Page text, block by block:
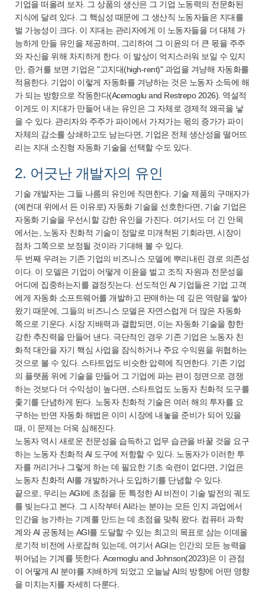
기업을 떠올려 보자. 그 상품의 생산은 그 기업 노동력의 전문화된
지식에 달려 있다. 그 핵심성 때문에 그 생산직 노동자들은 지대를
벌 가능성이 크다. 이 지대는 관리자에게 이 노동자들을 더 대체 가
능하게 만들 유인을 제공하며, 그리하여 그 이윤의 더 큰 몫을 주주
와 자신을 위해 차지하게 한다. 이 발상이 억지스러워 보일 수 있지
만, 증거를 보면 기업은 "고지대(high-rent)" 과업을 겨냥해 자동화를
적용한다. 기업이 이렇게 자동화를 겨냥하는 것은 노동자 소득에 해
가 되는 방향으로 작동한다(Acemoglu and Restrepo 2026). 역설적
이게도 이 지대가 만들어 내는 유인은 그 자체로 경제적 왜곡을 낳
을 수 있다. 관리자와 주주가 파이에서 가져가는 몫의 증가가 파이
자체의 감소를 상쇄하고도 남는다면, 기업은 전체 생산성을 떨어뜨
리는 지대 소진형 자동화 기술을 선택할 수도 있다.
2. 어긋난 개발자의 유인
기술 개발자는 그들 나름의 유인에 직면한다. 기술 제품의 구매자가
(예컨대 위에서 든 이유로) 자동화 기술을 선호한다면, 기술 기업은
자동화 기술을 우선시할 강한 유인을 가진다. 여기서도 더 긴 안목
에서는, 노동자 친화적 기술이 정말로 미개척된 기회라면, 시장이
점차 그쪽으로 보정될 것이라 기대해 볼 수 있다.
두 번째 우려는 기존 기업의 비즈니스 모델에 뿌리내린 경로 의존성
이다. 이 모델은 기업이 어떻게 이윤을 벌고 조직 자원과 전문성을
어디에 집중하는지를 결정짓는다. 선도적인 AI 기업들은 기업 고객
에게 자동화 소프트웨어를 개발하고 판매하는 데 깊은 역량을 쌓아
왔기 때문에, 그들의 비즈니스 모델은 자연스럽게 더 많은 자동화
쪽으로 기운다. 시장 지배력과 결합되면, 이는 자동화 기술을 향한
강한 추진력을 만들어 낸다. 극단적인 경우 기존 기업은 노동자 친
화적 대안을 자기 핵심 사업을 잠식하거나 주요 수익원을 위협하는
것으로 볼 수 있다. 스타트업도 비슷한 압력에 직면한다. 기존 기업
의 플랫폼 위에 기술을 만들어 그 기업에 파는 편이 정면으로 경쟁
하는 것보다 더 수익성이 높다면, 스타트업도 노동자 친화적 도구를
좇기를 단념하게 된다. 노동자 친화적 기술은 여러 해의 투자를 요
구하는 반면 자동화 해법은 이미 시장에 내놓을 준비가 되어 있을
때, 이 문제는 더욱 심해진다.
노동자 역시 새로운 전문성을 습득하고 업무 습관을 바꿀 것을 요구
하는 노동자 친화적 AI 도구에 저항할 수 있다. 노동자가 이러한 투
자를 꺼리거나 그렇게 하는 데 필요한 기초 숙련이 없다면, 기업은
노동자 친화적 AI를 개발하거나 도입하기를 단념할 수 있다.
끝으로, 우리는 AGI에 초점을 둔 특정한 AI 비전이 기술 발전의 궤도
를 빚는다고 본다. 그 시작부터 AI라는 분야는 모든 인지 과업에서
인간을 능가하는 기계를 만드는 데 초점을 맞춰 왔다. 컴퓨터 과학
계와 AI 공동체는 AGI를 도달할 수 있는 최고의 목표로 삼는 이데올
로기적 비전에 사로잡혀 있는데, 여기서 AGI는 인간의 모든 능력을
뛰어넘는 기계를 뜻한다. Acemoglu and Johnson(2023)은 이 관점
이 어떻게 AI 분야를 지배하게 되었고 오늘날 AI의 방향에 어떤 영향
을 미치는지를 자세히 다룬다.